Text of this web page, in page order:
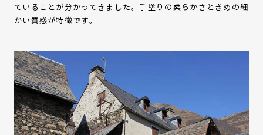
ていることが分かってきました。手塗りの柔らかさときめの細
かい質感が特徴です。